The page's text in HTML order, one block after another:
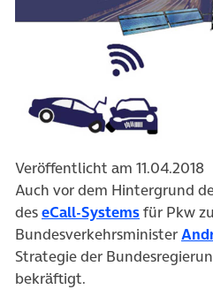
Veröffentlicht am 11.04.2018
Auch vor dem Hintergrund
deseCall-Systems(öffnet in
für Pkw
Bundesverkehrsminister
Strategie der
bekräftigt.